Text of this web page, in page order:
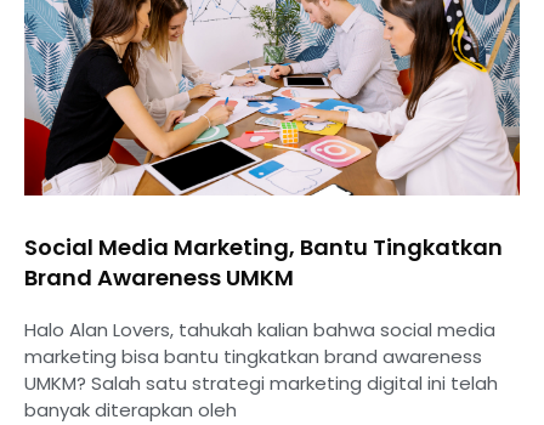
Social Media Marketing, Bantu Tingkatkan
Brand Awareness UMKM
Halo Alan Lovers, tahukah kalian bahwa social media
marketing bisa bantu tingkatkan brand awareness
UMKM? Salah satu strategi marketing digital ini telah
banyak diterapkan oleh